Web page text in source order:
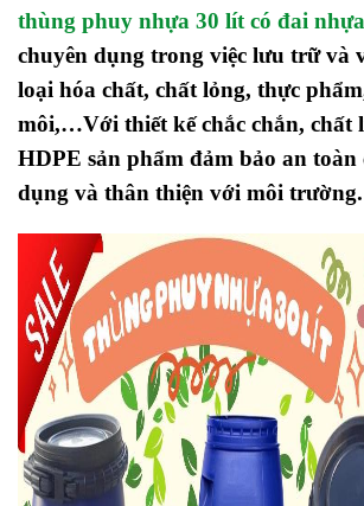
thùng phuy nhựa 30 lít có đai nhựa
chuyên dụng trong việc lưu trữ và
loại hóa chất, chất lỏng, thực
môi,…Với thiết kế chắc chắn, chất
HDPE sản phẩm đảm bảo an toàn
dụng và thân thiện với môi trường.